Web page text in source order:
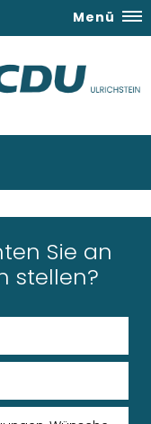
Menü
Sie an
stellen?